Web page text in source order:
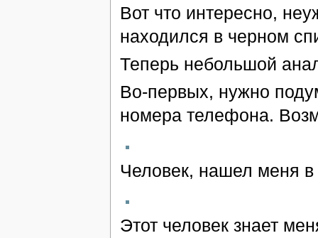
Вот что интересно,
находился в черном
Теперь небольшой
Во-первых, нужно
номера телефона.
Человек, нашел меня в
Этот человек знает